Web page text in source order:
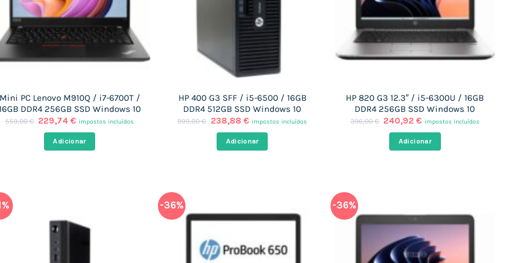
PC Lenovo M910Q / i7-6700T /
DDR4 256GB SSD Windows 10
559,00€ O
original
era:
229,74€ O
preço
atual
é:
impostos incluídos
Adicionar
HP 400 G3 SFF / i5-6500 / 16GB
DDR4 512GB SSD Windows 10
999,00€
O
original
era:
238,88€ O
preço
atual
é:
impostos incluídos
Adicionar
HP 820 G3 12.3″ / i5-6300U / 16GB
DDR4 256GB SSD Windows 10
396,00€
O
original
era:
240,92€ O
preço
atual
é:
impostos incluídos
Adicionar
-36% -36%